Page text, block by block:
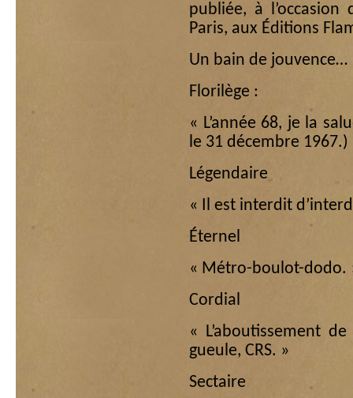
publiée, à
Paris, aux Éditions
Un bain de jouvence…
Florilège :
« L’année 68, je la
le 31 décembre 1967.)
Légendaire
« Il est interdit
Éternel
« Métro-boulot-dodo.
Cordial
« L’aboutissement
gueule, CRS. »
Sectaire